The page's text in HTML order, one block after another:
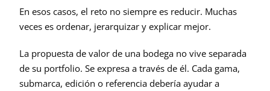
En esos casos, el reto no siempre es reducir. Muchas
veces es ordenar, jerarquizar y explicar mejor.
La propuesta de valor de una bodega no vive separada
de su portfolio. Se expresa a través de él. Cada gama,
submarca, edición o referencia debería ayudar a